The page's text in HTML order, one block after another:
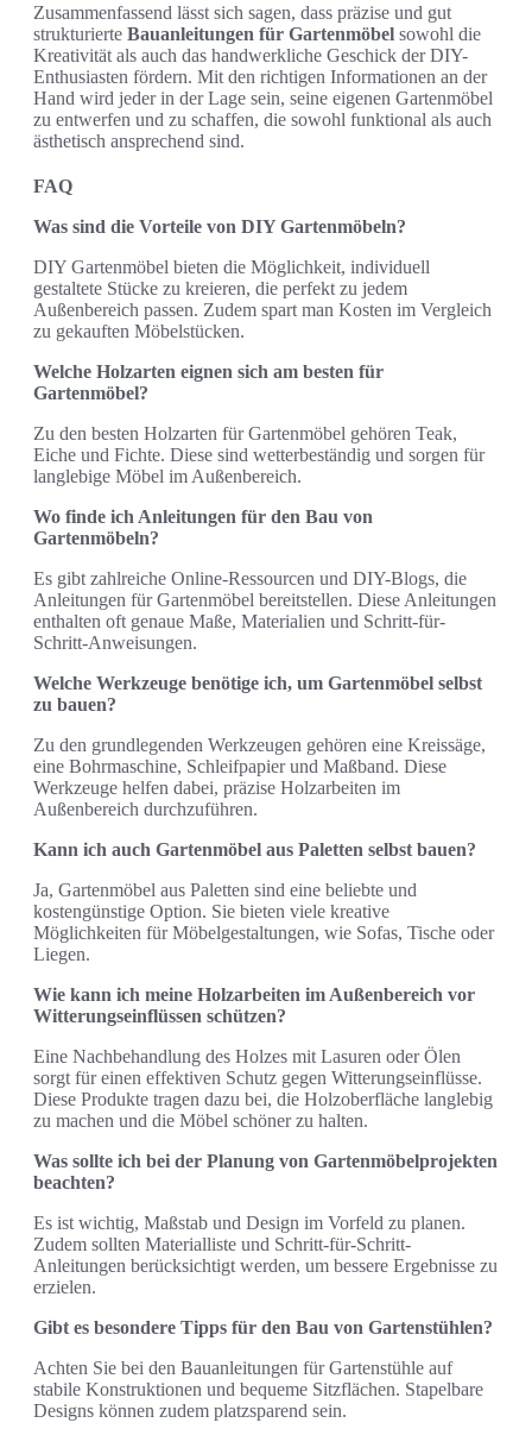
Zusammenfassend lässt sich sagen, dass präzise und gut
strukturierte Bauanleitungen für Gartenmöbel sowohl die
Kreativität als auch das handwerkliche Geschick der DIY-
Enthusiasten fördern. Mit den richtigen Informationen an der
Hand wird jeder in der Lage sein, seine eigenen Gartenmöbel
zu entwerfen und zu schaffen, die sowohl funktional als auch
ästhetisch ansprechend sind.
FAQ
Was sind die Vorteile von DIY Gartenmöbeln?
DIY Gartenmöbel bieten die Möglichkeit, individuell
gestaltete Stücke zu kreieren, die perfekt zu jedem
Außenbereich passen. Zudem spart man Kosten im Vergleich
zu gekauften Möbelstücken.
Welche Holzarten eignen sich am besten für
Gartenmöbel?
Zu den besten Holzarten für Gartenmöbel gehören Teak,
Eiche und Fichte. Diese sind wetterbeständig und sorgen für
langlebige Möbel im Außenbereich.
Wo finde ich Anleitungen für den Bau von
Gartenmöbeln?
Es gibt zahlreiche Online-Ressourcen und DIY-Blogs, die
Anleitungen für Gartenmöbel bereitstellen. Diese Anleitungen
enthalten oft genaue Maße, Materialien und Schritt-für-
Schritt-Anweisungen.
Welche Werkzeuge benötige ich, um Gartenmöbel selbst
zu bauen?
Zu den grundlegenden Werkzeugen gehören eine Kreissäge,
eine Bohrmaschine, Schleifpapier und Maßband. Diese
Werkzeuge helfen dabei, präzise Holzarbeiten im
Außenbereich durchzuführen.
Kann ich auch Gartenmöbel aus Paletten selbst bauen?
Ja, Gartenmöbel aus Paletten sind eine beliebte und
kostengünstige Option. Sie bieten viele kreative
Möglichkeiten für Möbelgestaltungen, wie Sofas, Tische oder
Liegen.
Wie kann ich meine Holzarbeiten im Außenbereich vor
Witterungseinflüssen schützen?
Eine Nachbehandlung des Holzes mit Lasuren oder Ölen
sorgt für einen effektiven Schutz gegen Witterungseinflüsse.
Diese Produkte tragen dazu bei, die Holzoberfläche langlebig
zu machen und die Möbel schöner zu halten.
Was sollte ich bei der Planung von Gartenmöbelprojekten
beachten?
Es ist wichtig, Maßstab und Design im Vorfeld zu planen.
Zudem sollten Materialliste und Schritt-für-Schritt-
Anleitungen berücksichtigt werden, um bessere Ergebnisse zu
erzielen.
Gibt es besondere Tipps für den Bau von Gartenstühlen?
Achten Sie bei den Bauanleitungen für Gartenstühle auf
stabile Konstruktionen und bequeme Sitzflächen. Stapelbare
Designs können zudem platzsparend sein.